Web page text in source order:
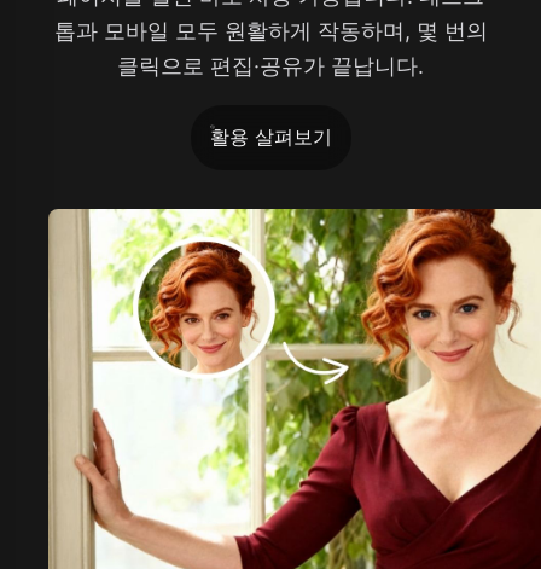
톱과 모바일 모두 원활하게 작동하며, 몇 번의
클릭으로 편집·공유가 끝납니다.
활용 살펴보기